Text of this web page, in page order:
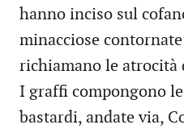
hanno inciso sul
minacciose
richiamano le atrocità
I graffi compongono
bastardi, andate via,